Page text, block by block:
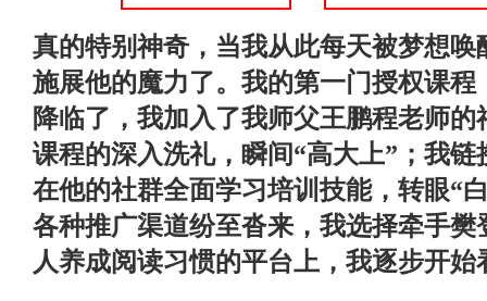
真的特别神奇，当我从此每天被梦想
施展他的魔力了。我的第一门授权课
降临了，我加入了我师父王鹏程老师
课程的深入洗礼，瞬间“高大上”；我
在他的社群全面学习培训技能，转眼“
各种推广渠道纷至沓来，我选择牵手樊
人养成阅读习惯的平台上，我逐步开